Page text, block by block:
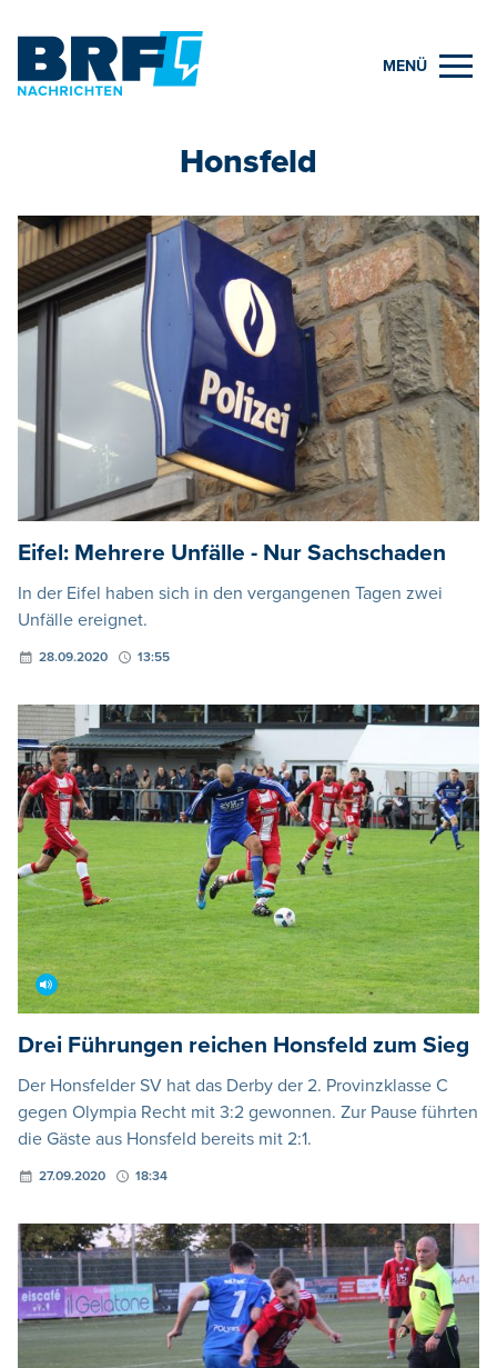
MENÜ
Honsfeld
Eifel: Mehrere Unfälle - Nur Sachschaden
In der Eifel haben sich in den vergangenen Tagen zwei
Unfälle ereignet.
28.09.2020 13:55
Drei Führungen reichen Honsfeld zum Sieg
Der Honsfelder SV hat das Derby der 2. Provinzklasse C
gegen Olympia Recht mit 3:2 gewonnen. Zur Pause führten
die Gäste aus Honsfeld bereits mit 2:1.
27.09.2020 18:34